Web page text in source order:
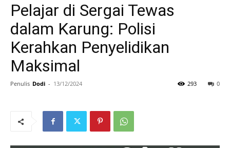
Pelajar di Sergai Tewas
dalam Karung: Polisi
Kerahkan Penyelidikan
Maksimal
Penulis Dodi - 13/12/2024 0
293